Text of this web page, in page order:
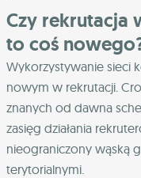
Czy rekrutacja
to coś
Wykorzystywanie sieci
nowym w rekrutacji.
znanych od dawna
zasięg działania
nieograniczony wąską
terytorialnymi.